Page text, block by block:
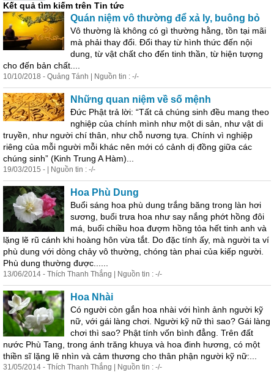
Kết quả tìm kiếm trên Tin tức
Quán niệm vô thường để xả ly, buông bỏ
Vô thường là không có gì thường hằng, tồn tại mãi
mà phải thay đổi. Đổi thay từ hình thức đến nội
dung, từ vật chất cho đến tinh thần, từ hiện tượng
cho đến bản chất....
10/10/2018 - Quảng Tánh | Nguồn tin : -/-
Những quan niệm về số mệnh
Đức Phật trả lời: “Tất cả chúng sinh đều mang theo
nghiệp của chính mình như một di sản, như vật di
truyền, như người chí thân, như chỗ nương tựa. Chính vì nghiệp
riêng của mỗi người mỗi khác nên mới có cảnh dị đồng giữa các
chúng sinh” (Kinh Trung A Hàm)...
19/03/2015 - | Nguồn tin : -/-
Hoa Phù Dung
Buổi sáng hoa phù dung trắng băng trong làn hơi
sương, buổi trưa hoa như say nắng phớt hồng đôi
má, buổi chiều hoa đượm hồng tỏa hết tinh anh và
lặng lẽ rũ cánh khi hoàng hôn vừa tắt. Do đặc tính ấy, mà người ta ví
phù dung với dòng chảy vô thường, chóng tàn phai của kiếp người.
Phù dung thường được......
13/06/2014 - Thích Thanh Thắng | Nguồn tin : -/-
Hoa Nhài
Có người còn gắn hoa nhài với hình ảnh người kỹ
nữ, với gái làng chơi. Người kỹ nữ thì sao? Gái làng
chơi thì sao? Phật tính vốn bình đẳng. Trên đất
nước Phù Tang, trong ánh trăng khuya và hoa đinh hương, có một
thiền sĩ lặng lẽ nhìn và cảm thương cho thân phận người kỹ nữ:...
31/05/2014 - Thích Thanh Thắng | Nguồn tin : -/-